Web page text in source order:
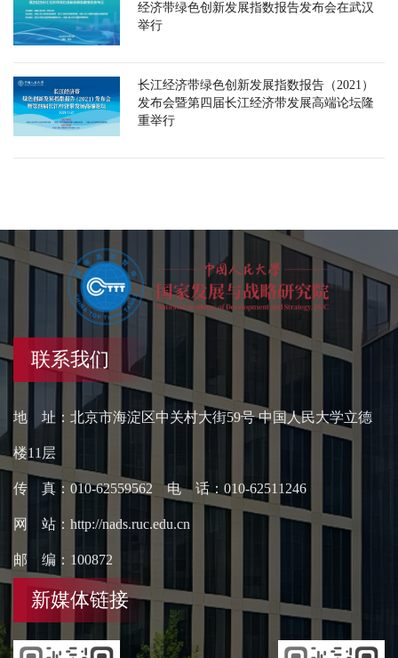
经济带绿色创新发展指数报告发布会在武汉
举行
长江经济带绿色创新发展指数报告（2021）
发布会暨第四届长江经济带发展高端论坛隆
重举行
联系我们
地 址：北京市海淀区中关村大街59号 中国人民大学立德
楼11层
传 真：010-62559562 电 话：010-62511246
网 站：http://nads.ruc.edu.cn
邮 编：100872
新媒体链接